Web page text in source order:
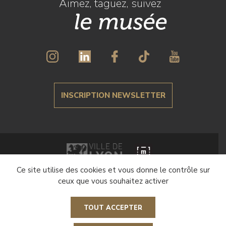
Aimez, taguez, suivez
le musée
INSCRIPTION NEWSLETTER
Crédits et mentions légales
Paramétrer les cookies
Ce site utilise des cookies et vous donne le contrôle sur
ceux que vous souhaitez activer
TOUT ACCEPTER